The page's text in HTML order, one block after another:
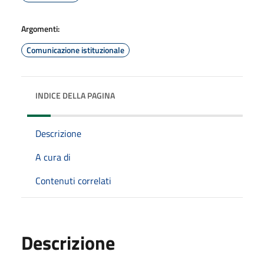
Argomenti:
Comunicazione istituzionale
INDICE DELLA PAGINA
Descrizione
A cura di
Contenuti correlati
Descrizione